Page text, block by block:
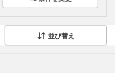
並び替え